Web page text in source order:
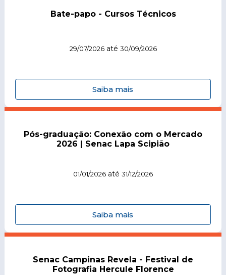
Bate-papo - Cursos Técnicos
29/07/2026até 30/09/2026
Saiba mais
Pós-graduação: Conexão com o Mercado
2026 | Senac Lapa Scipião
01/01/2026 até 31/12/2026
Saiba mais
Senac Campinas Revela - Festival de
Fotografia Hercule Florence